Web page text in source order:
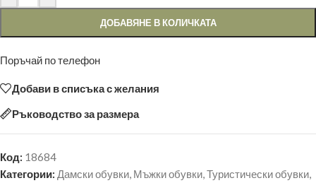
ДОБАВЯНЕ В КОЛИЧКАТА
Поръчай по телефон
Добави в списъка с желания
Ръководство за размера
Код: 18684
Категории: Дамски обувки, Мъжки обувки,Туристически обувки,